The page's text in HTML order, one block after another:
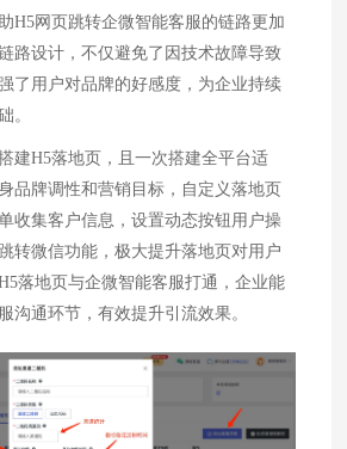
H5网页跳转企微智能客服的链路更加
路设计，不仅避免了因技术故障导致
了用户对品牌的好感度，为企业持续
。
建H5落地页，且一次搭建全平台适
品牌调性和营销目标，自定义落地页
收集客户信息，设置动态按钮用户操
转微信功能，极大提升落地页对用户
落地页与企微智能客服打通，企业能
沟通环节，有效提升引流效果。